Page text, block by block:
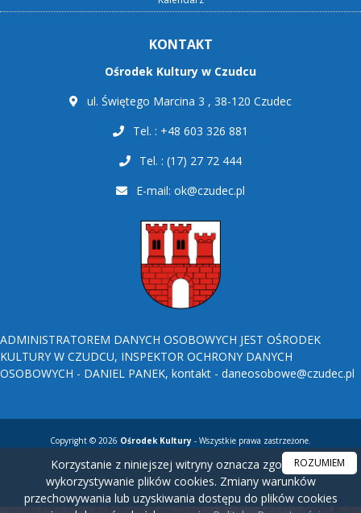
KONTAKT
Ośrodek Kultury w Czudcu
ul. Świętego Marcina 3 , 38-120 Czudec
Tel. : +48 603 326 881
Tel. : (17) 27 72 444
E-mail: ok@czudec.pl
ADMINISTRATOREM DANYCH OSOBOWYCH JEST OŚRODEK
KULTURY W CZUDCU, INSPEKTOR OCHRONY DANYCH
OSOBOWYCH - DANIEL PANEK, kontakt - daneosobowe@czudec.pl
Copyright © 2026 Ośrodek Kultury - Wszystkie prawa zastrzeżone.
Korzystanie z niniejszej witryny oznacza zgodę na
wykorzystywanie plików cookies. Zmiany warunków
przechowywania lub uzyskiwania dostępu do plików cookies
ROZUMIEM